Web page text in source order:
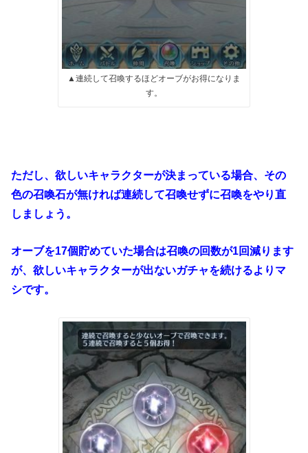
▲連続して召喚するほどオーブがお得になりま
す。
ただし、欲しいキャラクターが決まっている場合、その
色の召喚石が無ければ連続して召喚せずに召喚をやり直
しましょう。
オーブを17個貯めていた場合は召喚の回数が1回減ります
が、欲しいキャラクターが出ないガチャを続けるよりマ
シです。